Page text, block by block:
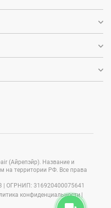
(Айрепэйр). Название и
на территории РФ. Все права
| ОГРНИП: 316920400075641
конфиденциальности |